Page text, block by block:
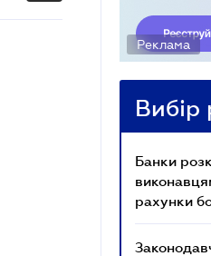
Реклама
Вибір
Банки
рахунки